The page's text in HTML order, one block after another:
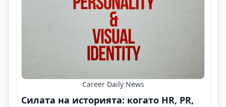
Career Daily News
Силата на историята: когато HR, PR,